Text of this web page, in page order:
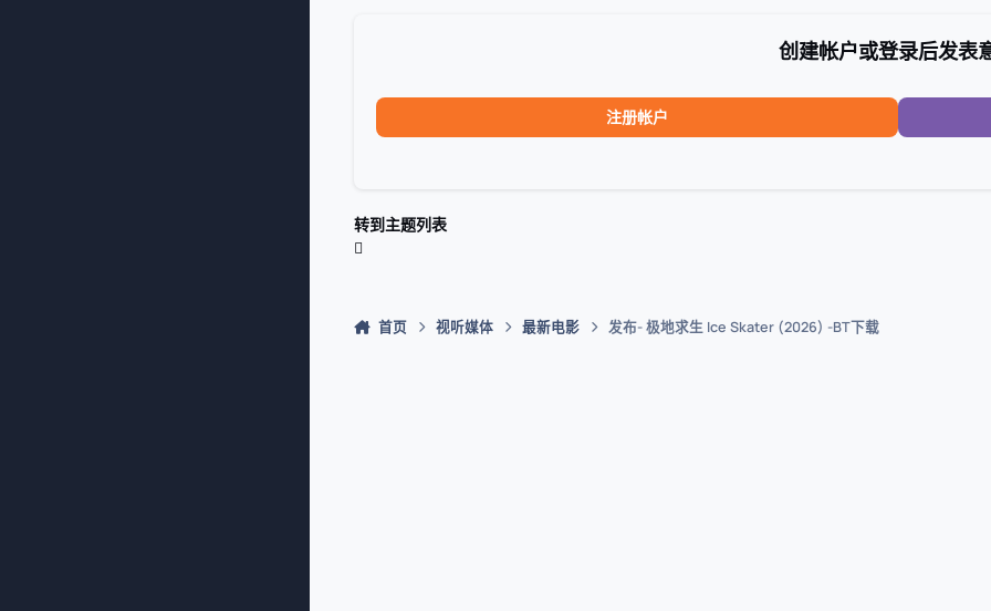
创建帐户或登录后发表
注册帐户
转到主题列表
首页 视听媒体 最新电影 发布- 极地求生 Ice Skater (2026) -BT下载